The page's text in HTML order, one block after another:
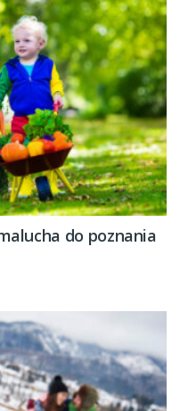
do poznania